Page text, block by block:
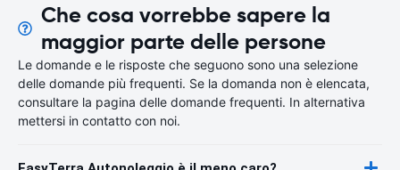
Che cosa vorrebbe sapere la
maggior parte delle persone
Le domande e le risposte che seguono sono una selezione
delle domande più frequenti. Se la domanda non è elencata,
consultare la pagina delle domande frequenti. In alternativa
mettersi in contatto con noi.